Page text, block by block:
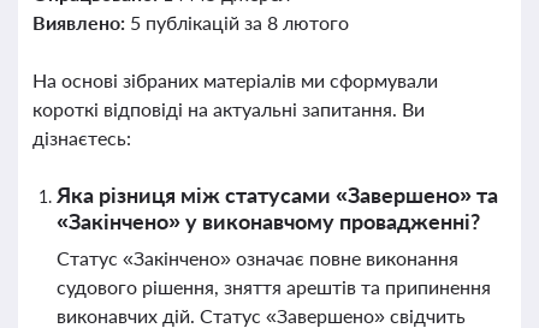
Виявлено: 5 публікацій за 8 лютого
На основі зібраних матеріалів ми сформували
короткі відповіді на актуальні запитання. Ви
дізнаєтесь:
Яка різниця між статусами «Завершено» та
«Закінчено» у виконавчому провадженні?
Статус «Закінчено» означає повне виконання
судового рішення, зняття арештів та припинення
виконавчих дій. Статус «Завершено» свідчить